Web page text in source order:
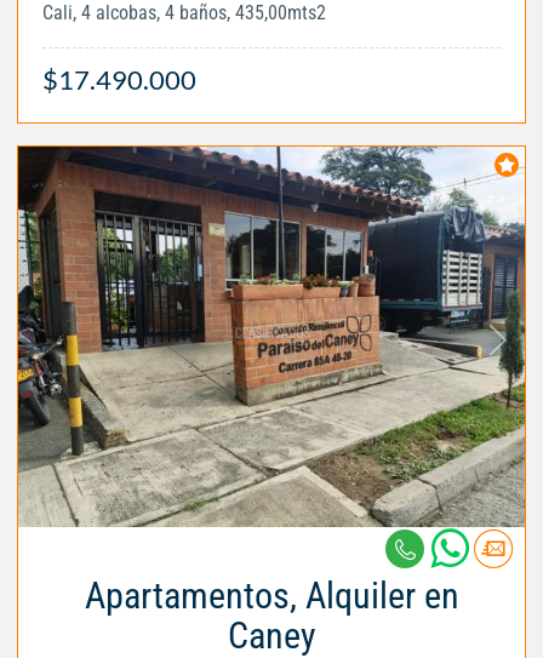
Cali, 4 alcobas, 4 baños, 435,00mts2
$17.490.000
Apartamentos, Alquiler en
Caney